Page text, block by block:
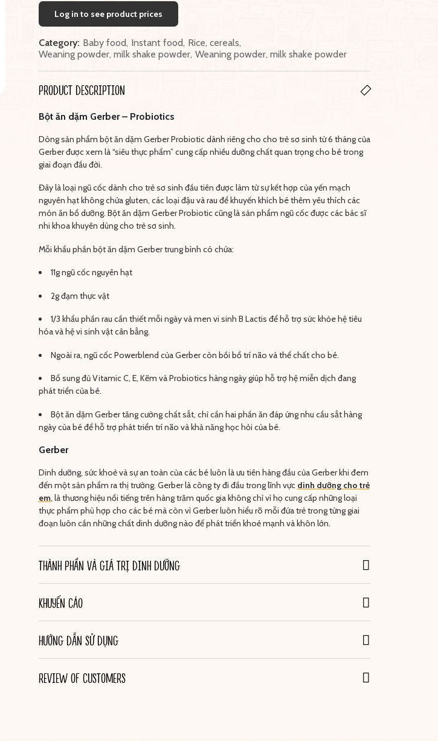
Log in to see product prices
Category: Baby food, Instant food, Rice, cereals,
Weaning powder, milk shake powder, Weaning powder, milk shake powder
PRODUCT DESCRIPTION
Bột ăn dặm Gerber – Probiotics
Dòng sản phẩm bột ăn dặm Gerber Probiotic dành riêng cho cho trẻ sơ sinh từ 6 tháng của
Gerber được xem là “siêu thực phẩm” cung cấp nhiều dưỡng chất quan trọng cho bé trong
giai đoạn đầu đời.
Đây là loại ngũ cốc dành cho trẻ sơ sinh đầu tiên được làm từ sự kết hợp của yến mạch
nguyên hạt không chứa gluten, các loại đậu và rau để khuyến khích bé thêm yêu thích các
món ăn bổ dưỡng. Bột ăn dặm Gerber Probiotic cũng là sản phẩm ngũ cốc được các bác sĩ
nhi khoa khuyên dùng cho trẻ sơ sinh.
Mỗi khẩu phần bột ăn dặm Gerber trung bình có chứa:
11g ngũ cốc nguyên hạt
2g đạm thực vật
1/3 khẩu phần rau cần thiết mỗi ngày và men vi sinh B Lactis để hỗ trợ sức khỏe hệ tiêu
hóa và hệ vi sinh vật cân bằng.
Ngoài ra, ngũ cốc Powerblend của Gerber còn bồi bổ trí não và thể chất cho bé.
Bổ sung đủ Vitamic C, E, Kẽm và Probiotics hàng ngày giúp hỗ trợ hệ miễn dịch đang
phát triển của bé.
Bột ăn dặm Gerber tăng cường chất sắt, chỉ cần hai phần ăn đáp ứng nhu cầu sắt hàng
ngày của bé để hỗ trợ phát triển trí não và khả năng học hỏi của bé.
Gerber
Dinh dưỡng, sức khoẻ và sự an toàn của các bé luôn là ưu tiên hàng đầu của Gerber khi đem
đến một sản phẩm ra thị trường. Gerber là công ty đi đầu trong lĩnh vực dinh dưỡng cho trẻ
em, là thương hiệu nổi tiếng trên hàng trăm quốc gia không chỉ vì họ cung cấp những loại
thực phẩm phù hợp cho các bé mà còn vì Gerber luôn hiểu rõ mỗi đứa trẻ trong từng giai
đoạn luôn cần những chất dinh dưỡng nào để phát triển khoẻ mạnh và khôn lớn.
THÀNH PHẦN VÀ GIÁ TRỊ DINH DƯỠNG
KHUYẾN CÁO
HƯỚNG DẪN SỬ DỤNG
REVIEW OF CUSTOMERS